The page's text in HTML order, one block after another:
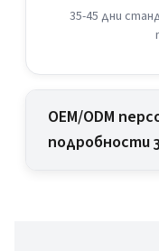
35-45 дни
OEM/ODM
подробности